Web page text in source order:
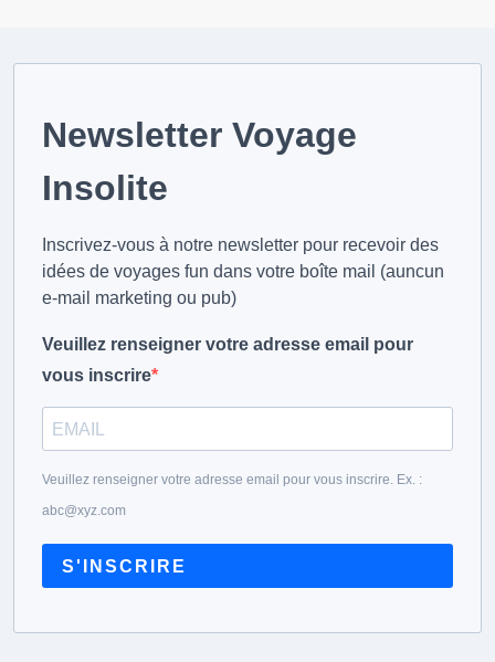
Newsletter Voyage
Insolite
Inscrivez-vous à notre newsletter pour recevoir des
idées de voyages fun dans votre boîte mail (auncun
e-mail marketing ou pub)
Veuillez renseigner votre adresse email pour
vous inscrire
Veuillez renseigner votre adresse email pour vous inscrire. Ex. :
abc@xyz.com
S'INSCRIRE